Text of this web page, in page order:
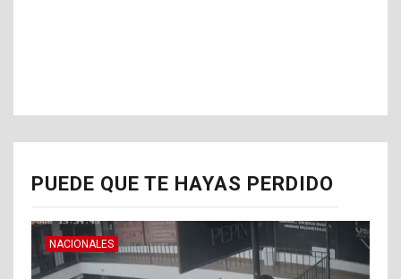
PUEDE QUE TE HAYAS PERDIDO
NACIONALES